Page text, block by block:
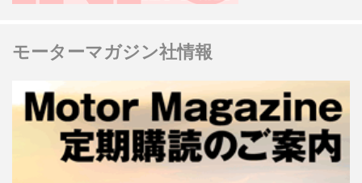
モーターマガジン社情報